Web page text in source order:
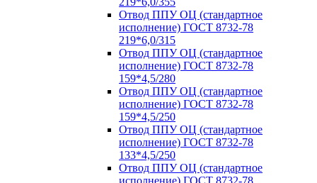
Отвод ППУ ОЦ (стандартное
исполнение) ГОСТ 8732-78
219*6,0/315
Отвод ППУ ОЦ (стандартное
исполнение) ГОСТ 8732-78
159*4,5/280
Отвод ППУ ОЦ (стандартное
исполнение) ГОСТ 8732-78
159*4,5/250
Отвод ППУ ОЦ (стандартное
исполнение) ГОСТ 8732-78
133*4,5/250
Отвод ППУ ОЦ (стандартное
исполнение) ГОСТ 8732-78